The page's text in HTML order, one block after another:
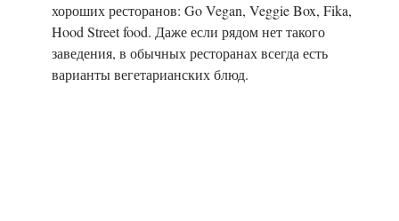
хороших ресторанов: Go Vegan, Veggie Box, Fika,
Hood Street food. Даже если рядом нет такого
заведения, в обычных ресторанах всегда есть
варианты вегетарианских блюд.